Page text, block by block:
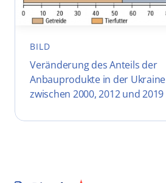
BILD
Veränderung des Anteils der
Anbauprodukte in der Ukraine
zwischen 2000, 2012 und 2019